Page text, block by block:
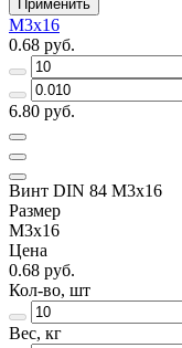
Применить
М3х16
0.68 руб.
6.80 руб.
Винт DIN 84 М3х16
Размер
М3х16
Цена
0.68 руб.
Кол-во, шт
Вес, кг